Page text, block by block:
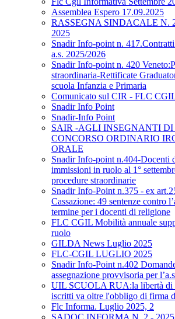
Assemblea Espero 17.09.2025
RASSEGNA SINDACALE N.
2025
Snadir Info-point n.
a.s. 2025/2026
Snadir Info-point n. 420
straordinaria-Rettificate
scuola Infanzia e Primaria
Comunicato sul CIR - FLC
Snadir Info Point
Snadir-Info Point
SAIR -AGLI INSEGNANTI
CONCORSO ORDINARIO
ORALE
Snadir Info-point n.404-Docenti
immissioni in ruolo al 1°
procedure straordinarie
Snadir Info-Point n.375 - ex
Cassazione: 49 sentenze contro
termine per i docenti di religione
FLC CGIL Mobilità annuale
ruolo
GILDA News Luglio 2025
FLC-CGIL LUGLIO 2025
Snadir Info-Point n.402
assegnazione provvisoria per
UIL SCUOLA RUA:la libertà di
iscritti va oltre l'obbligo di firma
Flc Informa. Luglio 2025, 2